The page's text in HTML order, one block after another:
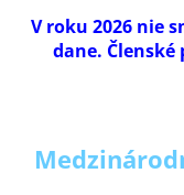
V roku 2026 nie
dane.